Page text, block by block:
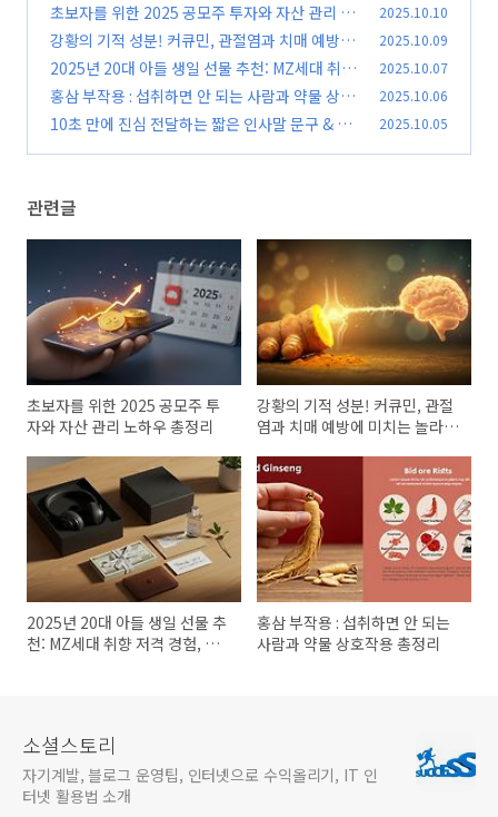
초보자를 위한 2025 공모주 투자와 자산 관리 노
하우 총정리
(0)
2025.10.10
강황의 기적 성분! 커큐민, 관절염과 치매 예방에
미치는 놀라운 효과
(0)
2025.10.09
2025년 20대 아들 생일 선물 추천: MZ세대 취향
저격 경험, 가치 소비 가이드 (0)
2025.10.07
홍삼 부작용 : 섭취하면 안 되는 사람과 약물 상호
작용 총정리
(0)
2025.10.06
10초 만에 진심 전달하는 짧은 인사말 문구 & 템
2025.10.05
관련글
초보자를 위한 2025 공모주 투
자와 자산 관리 노하우 총정리
강황의 기적 성분! 커큐민, 관절
염과 치매 예방에 미치는 놀라운
2025년 20대 아들 생일 선물 추
천: MZ세대 취향 저격 경험, 가
홍삼 부작용 : 섭취하면 안 되는
사람과 약물 상호작용 총정리
소셜스토리
자기계발, 블로그 운영팁, 인터넷으로 수익올리기, IT 인
터넷 활용법 소개